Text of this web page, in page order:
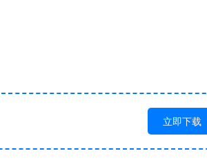
立即下载